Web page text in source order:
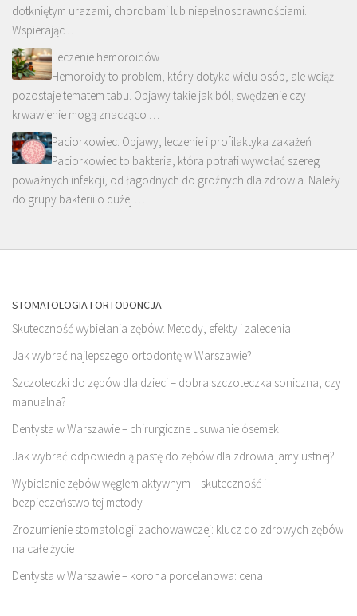
dotkniętym urazami, chorobami lub niepełnosprawnościami.
Wspierając …
Leczenie hemoroidów
Hemoroidy to problem, który dotyka wielu osób, ale wciąż
pozostaje tematem tabu. Objawy takie jak ból, swędzenie czy
krwawienie mogą znacząco …
Paciorkowiec: Objawy, leczenie i profilaktyka zakażeń
Paciorkowiec to bakteria, która potrafi wywołać szereg
poważnych infekcji, od łagodnych do groźnych dla zdrowia. Należy
do grupy bakterii o dużej …
STOMATOLOGIA I ORTODONCJA
Skuteczność wybielania zębów: Metody, efekty i zalecenia
Jak wybrać najlepszego ortodontę w Warszawie?
Szczoteczki do zębów dla dzieci – dobra szczoteczka soniczna, czy
manualna?
Dentysta w Warszawie – chirurgiczne usuwanie ósemek
Jak wybrać odpowiednią pastę do zębów dla zdrowia jamy ustnej?
Wybielanie zębów węglem aktywnym – skuteczność i
bezpieczeństwo tej metody
Zrozumienie stomatologii zachowawczej: klucz do zdrowych zębów
na całe życie
Dentysta w Warszawie – korona porcelanowa: cena